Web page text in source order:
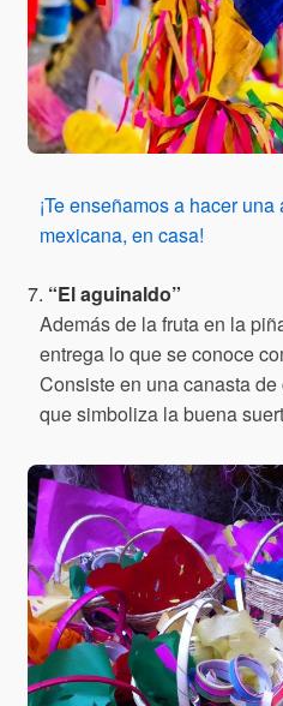
¡Te enseñamos a hacer
mexicana, en casa!
7. “El aguinaldo”
Además de la fruta en la
entrega lo que se conoce
Consiste en una canasta
que simboliza la buena